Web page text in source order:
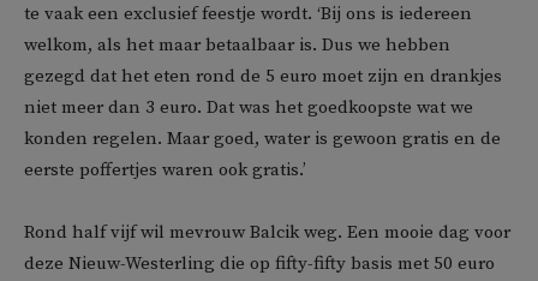
te vaak een exclusief feestje wordt. ‘Bij ons is iedereen
welkom, als het maar betaalbaar is. Dus we hebben
gezegd dat het eten rond de 5 euro moet zijn en drankjes
niet meer dan 3 euro. Dat was het goedkoopste wat we
konden regelen. Maar goed, water is gewoon gratis en de
eerste poffertjes waren ook gratis.’
Rond half vijf wil mevrouw Balcik weg. Een mooie dag voor
deze Nieuw-Westerling die op fifty-fifty basis met 50 euro